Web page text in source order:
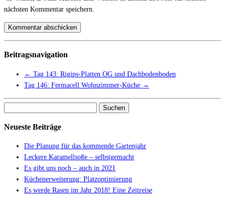
nächsten Kommentar speichern.
Beitragsnavigation
← Tag 143: Rigips-Platten OG und Dachbodenboden
Tag 146: Fermacell Wohnzimmer-Küche →
Neueste Beiträge
Die Planung für das kommende Gartenjahr
Leckere Karamellsoße – selbstgemacht
Es gibt uns noch – auch in 2021
Küchenerweiterung: Platzoptimierung
Es werde Rasen im Jahr 2018! Eine Zeitreise